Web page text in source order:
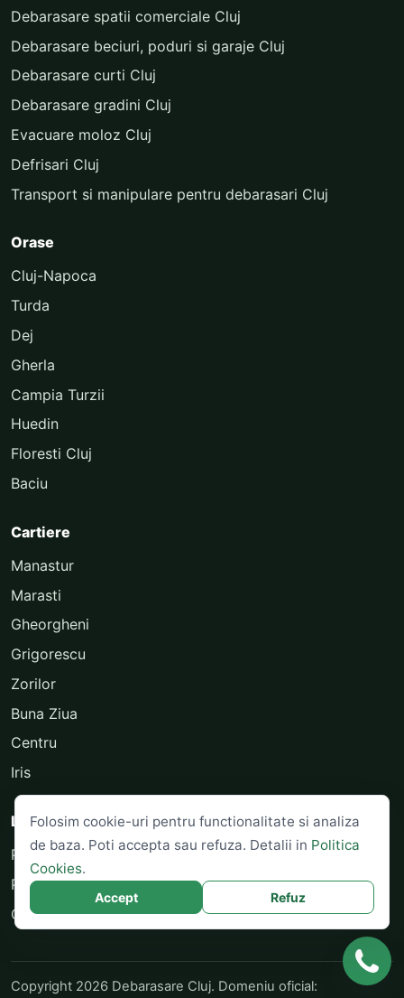
Debarasare spatii comerciale Cluj
Debarasare beciuri, poduri si garaje Cluj
Debarasare curti Cluj
Debarasare gradini Cluj
Evacuare moloz Cluj
Defrisari Cluj
Transport si manipulare pentru debarasari Cluj
Orase
Cluj-Napoca
Turda
Dej
Gherla
Campia Turzii
Huedin
Floresti Cluj
Baciu
Cartiere
Manastur
Marasti
Gheorgheni
Grigorescu
Zorilor
Buna Ziua
Centru
Iris
Legal
Politica de Confidentialitate
Politica Cookies
Contact
Copyright 2026 Debarasare Cluj. Domeniu oficial:
Folosim cookie-uri pentru functionalitate si analiza
de baza. Poti accepta sau refuza. Detalii in Politica
Cookies.
Accept Refuz